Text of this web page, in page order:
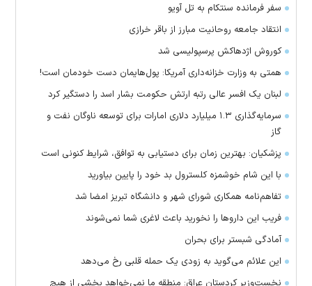
سفر فرمانده سنتکام به تل آویو
انتقاد جامعه روحانیت مبارز از باقر خرازی
کوروش اژدهاکش پرسپولیسی شد
همتی به وزارت خزانه‌داری آمریکا: پول‌هایمان دست خودمان است!
لبنان یک افسر عالی رتبه ارتش حکومت بشار اسد را دستگیر کرد
سرمایه‌گذاری ۱.۳ میلیارد دلاری امارات برای توسعه ناوگان نفت و
گاز
پزشکیان: بهترین زمان برای دستیابی به توافق، شرایط کنونی است
با این شام خوشمزه کلسترول بد خود را پایین بیاورید
تفاهم‌نامه همکاری شورای شهر و دانشگاه تبریز امضا شد
فریب این دارو‌ها را نخورید باعث لاغری شما نمی‌شوند
آمادگی شبستر برای بحران
این علائم می‌گوید به زودی یک حمله قلبی رخ می‌دهد
نخست‌وزیر کردستان عراق: منطقه ما نمی‌خواهد بخشی از هیچ